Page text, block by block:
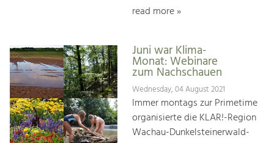
read more »
Juni war Klima-
Monat: Webinare
zum Nachschauen
Wednesday, 04 August 2021
Immer montags zur Primetime
organisierte die KLAR!-Region
Wachau-Dunkelsteinerwald-